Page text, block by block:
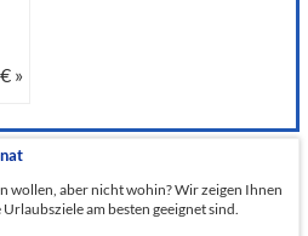
»
wollen, aber nicht wohin? Wir zeigen Ihnen
am besten geeignet sind.